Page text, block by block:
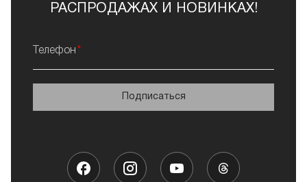
РАСПРОДАЖАХ И НОВИНКАХ!
Телефон
Подписаться